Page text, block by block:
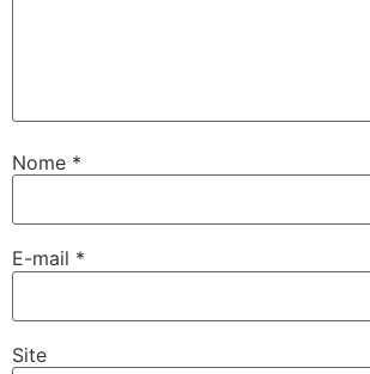
Nome *
E-mail *
Site